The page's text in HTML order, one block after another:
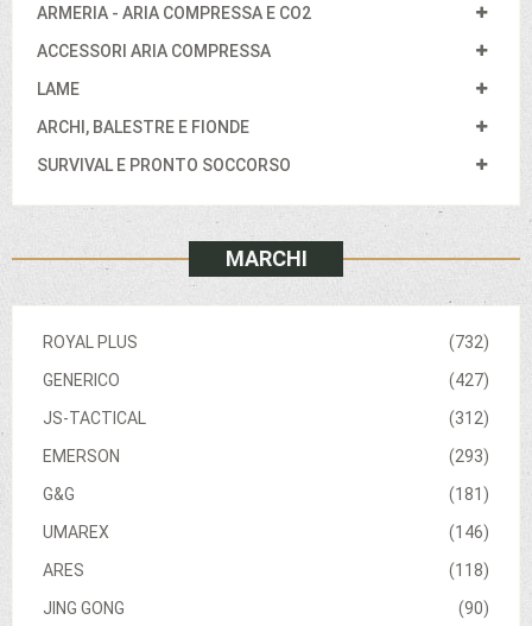
ARMERIA - ARIA COMPRESSA E CO2
ACCESSORI ARIA COMPRESSA
LAME
ARCHI, BALESTRE E FIONDE
SURVIVAL E PRONTO SOCCORSO
MARCHI
(732)
ROYAL PLUS
(427)
GENERICO
(312)
JS-TACTICAL
(293)
EMERSON
(181)
G&G
(146)
UMAREX
(118)
ARES
(90)
JING GONG